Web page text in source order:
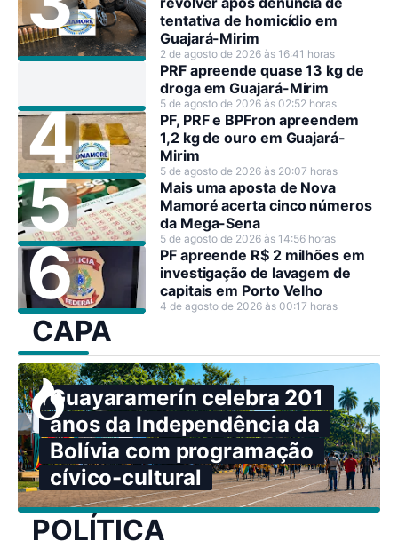
tentativa de homicídio em
Guajará-Mirim
2 de agosto de 2026 às 16:41 horas
PRF apreende quase 13 kg de
droga em Guajará-Mirim
5 de agosto de 2026 às 02:52 horas
PF, PRF e BPFron apreendem
1,2 kg de ouro em Guajará-
Mirim
5 de agosto de 2026 às 20:07 horas
Mais uma aposta de Nova
Mamoré acerta cinco números
da Mega-Sena
5 de agosto de 2026 às 14:56 horas
PF apreende R$ 2 milhões em
investigação de lavagem de
capitais em Porto Velho
4 de agosto de 2026 às 00:17 horas
CAPA
Guayaramerín celebra 201
anos da Independência da
Bolívia com programação
cívico-cultural
POLÍTICA